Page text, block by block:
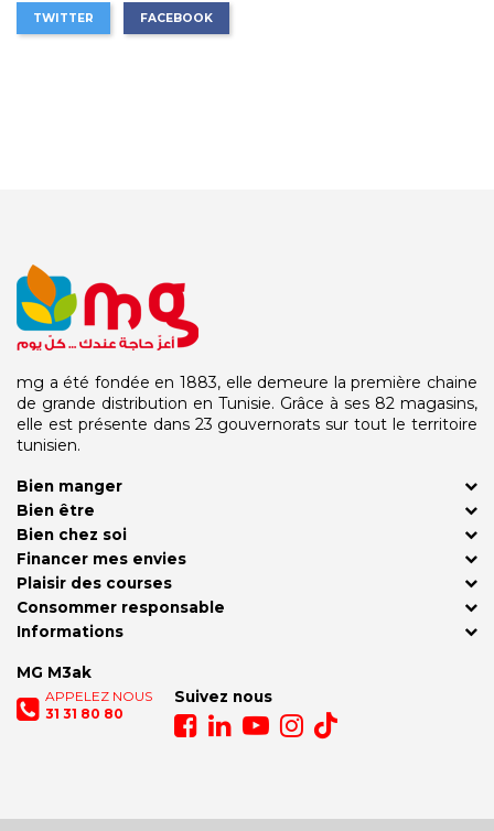
TWITTER FACEBOOK
mg a été fondée en 1883, elle demeure la première chaine
de grande distribution en Tunisie. Grâce à ses 82 magasins,
elle est présente dans 23 gouvernorats sur tout le territoire
tunisien.
Bien manger
Bien être
Bien chez soi
Financer mes envies
Plaisir des courses
MG M3ak
APPELEZ NOUS
31 31 80 80
Suivez nous
Consommer responsable
Informations